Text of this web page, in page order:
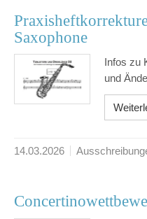
Saxophone
Infos zu
und
14.03.2026